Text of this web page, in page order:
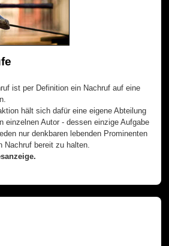
ist per Definition ein Nachruf auf eine
hält sich dafür eine eigene Abteilung
einzelnen Autor - dessen einzige Aufgabe
nur denkbaren lebenden Prominenten
Nachruf bereit zu halten.